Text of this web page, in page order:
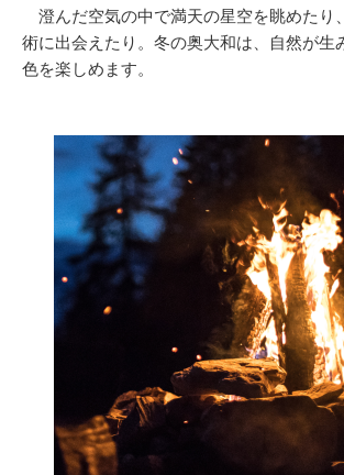
澄んだ空気の中で満天の星空を眺めたり
術に出会えたり。冬の奥大和は、自然が生
色を楽しめます。